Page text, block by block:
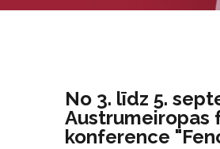
No 3. līdz 5.
Austrumeiropas
konference